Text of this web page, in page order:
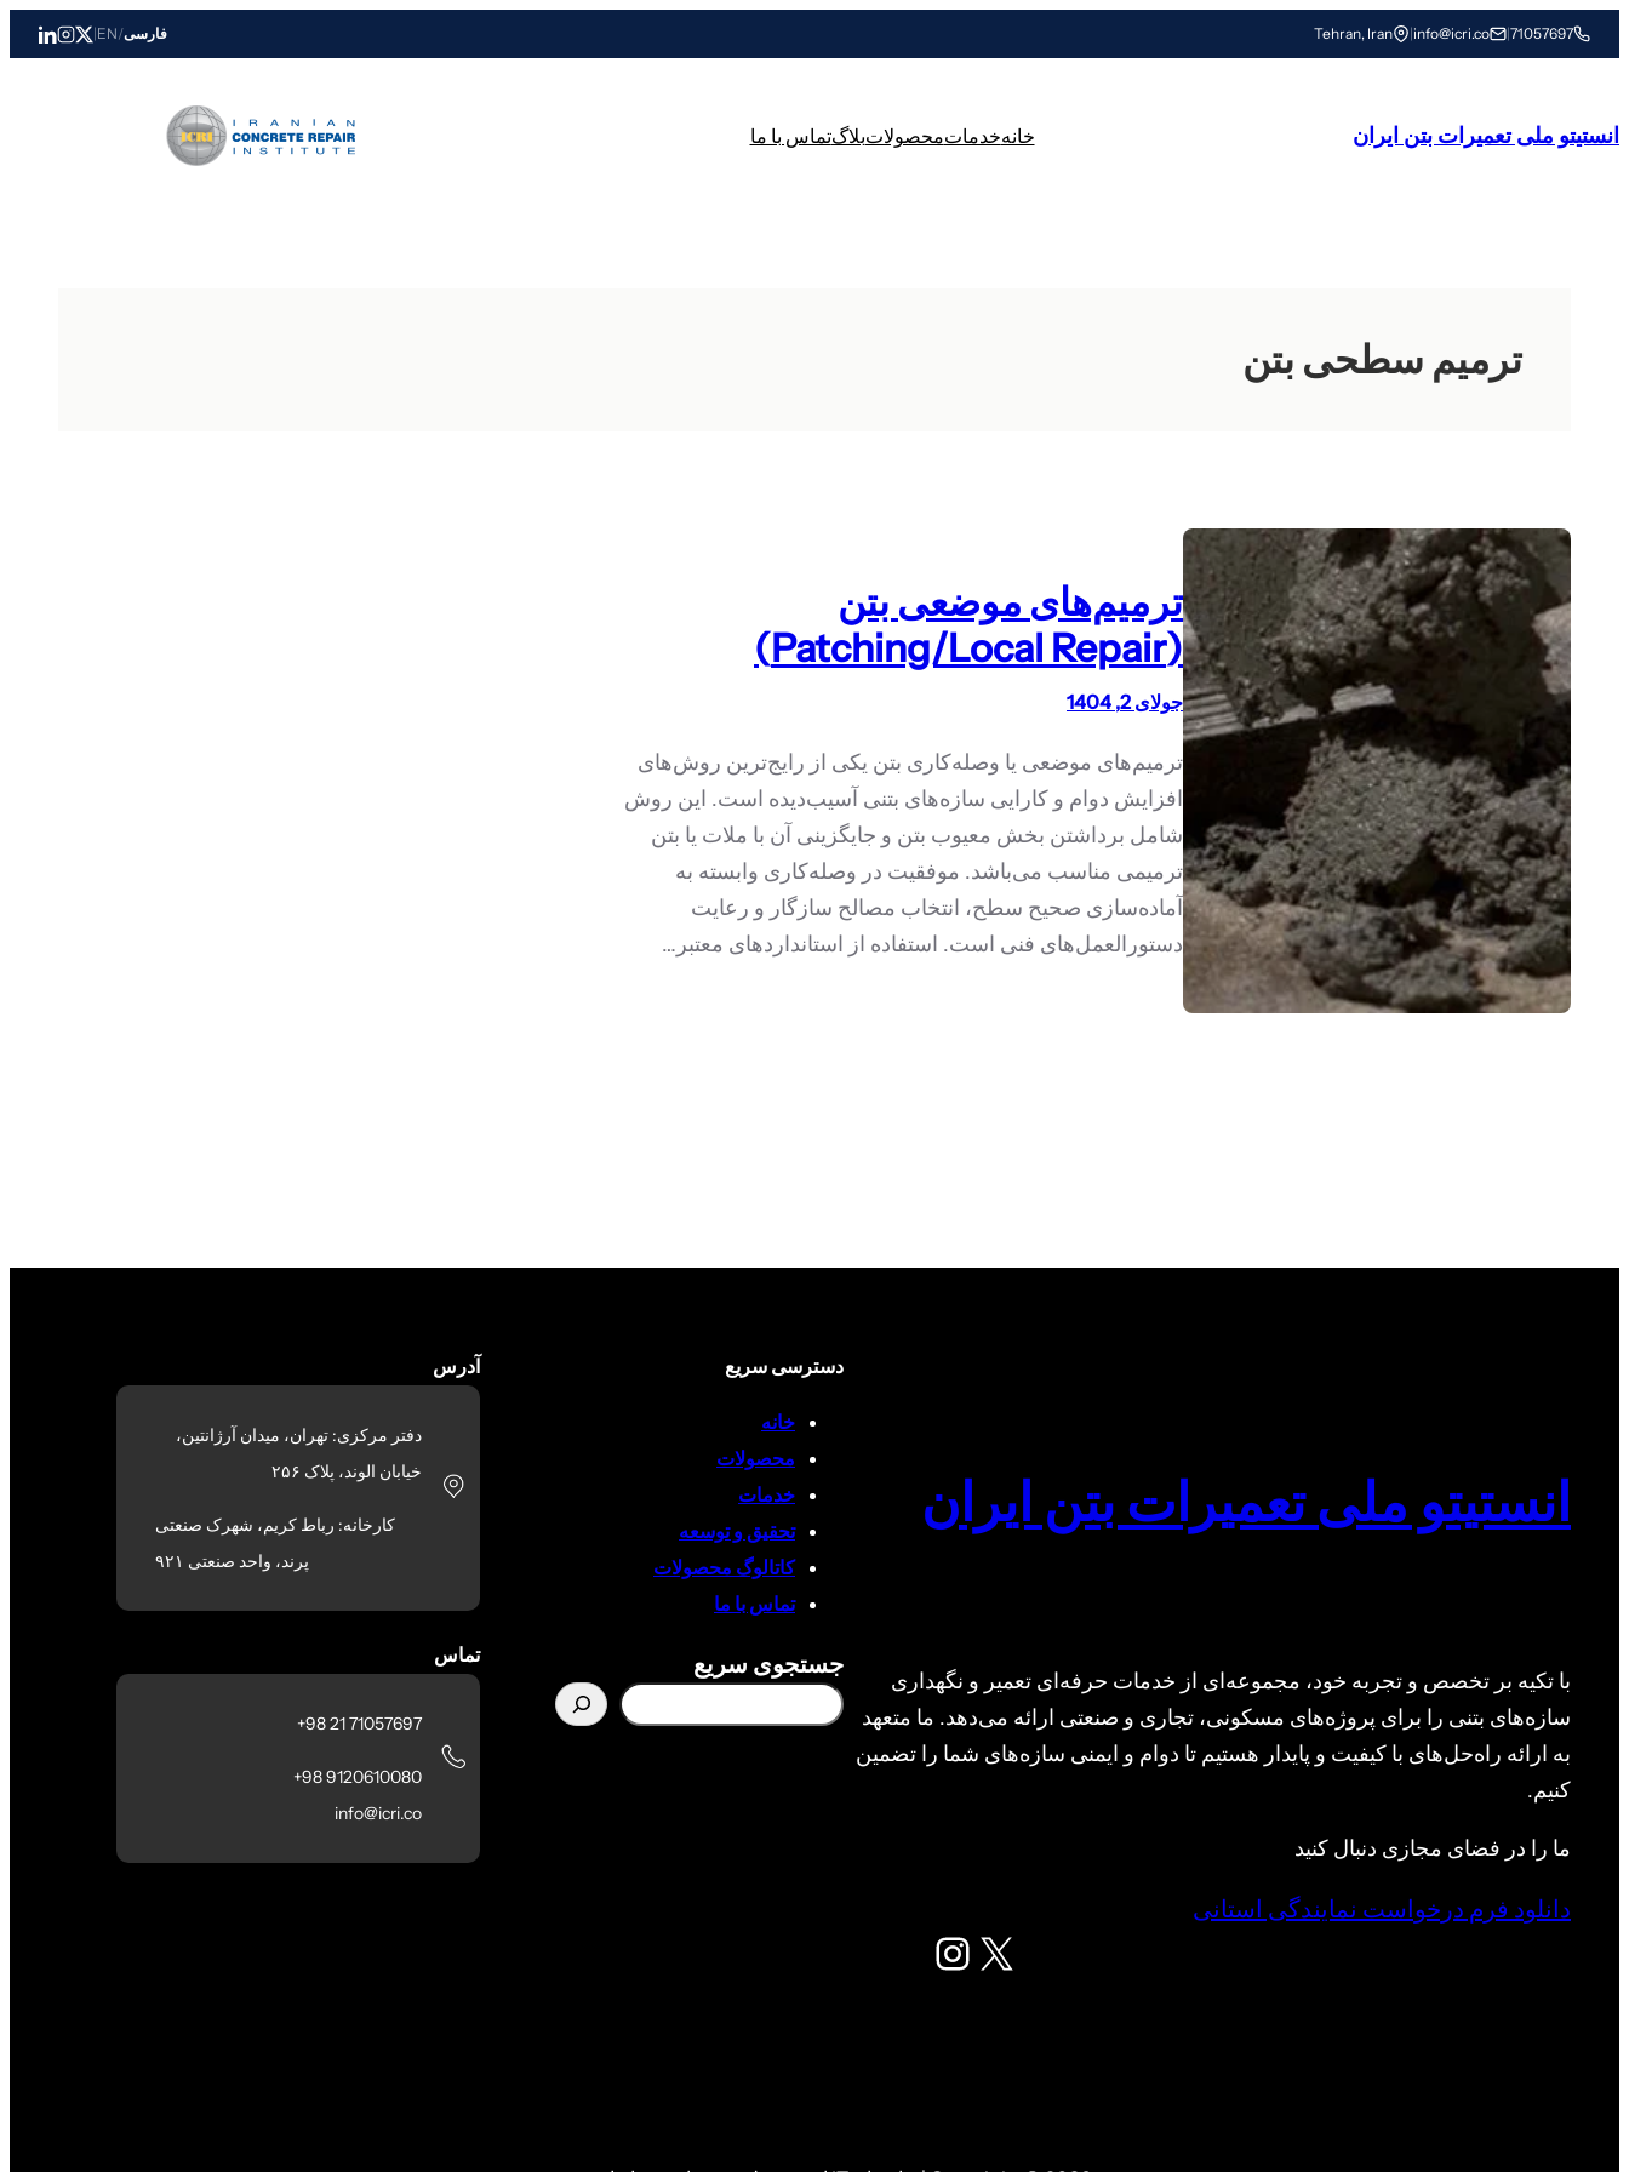
رفتن
به
71057697
|
info@icri.co
|
Tehran, Iran فارسی/
EN
|
انستیتو ملی تعمیرات بتن ایران خانهخدماتمحصولاتبلاگتماس با ما
ترمیم سطحی بتن
ترمیم‌های موضعی بتن
(Patching/Local Repair)
جولای 2, 1404
ترمیم‌های موضعی یا وصله‌کاری بتن یکی از رایج‌ترین روش‌های
افزایش دوام و کارایی سازه‌های بتنی آسیب‌دیده است. این روش
شامل برداشتن بخش معیوب بتن و جایگزینی آن با ملات یا بتن
ترمیمی مناسب می‌باشد. موفقیت در وصله‌کاری وابسته به
آماده‌سازی صحیح سطح، انتخاب مصالح سازگار و رعایت
دستورالعمل‌های فنی است. استفاده از استانداردهای معتبر…
انستیتو ملی تعمیرات بتن ایران
با تکیه بر تخصص و تجربه خود، مجموعه‌ای از خدمات حرفه‌ای تعمیر و نگهداری
سازه‌های بتنی را برای پروژه‌های مسکونی، تجاری و صنعتی ارائه می‌دهد. ما متعهد
به ارائه راه‌حل‌های با کیفیت و پایدار هستیم تا دوام و ایمنی سازه‌های شما را تضمین
کنیم.
ما را در فضای مجازی دنبال کنید
X اینستاگرم
دانلود فرم درخواست نمایندگی استانی
دسترسی سریع
خانه
محصولات
خدمات
تحقیق و توسعه
کاتالوگ محصولات
تماس با ما
جستجوی سریع
آدرس
دفتر مرکزی: تهران، میدان آرژانتین،
خیابان الوند، پلاک ۲۵۶
کارخانه: رباط کریم، شهرک صنعتی
پرند، واحد صنعتی ۹۲۱
تماس
71057697 21 98+
9120610080 98+
info@icri.co